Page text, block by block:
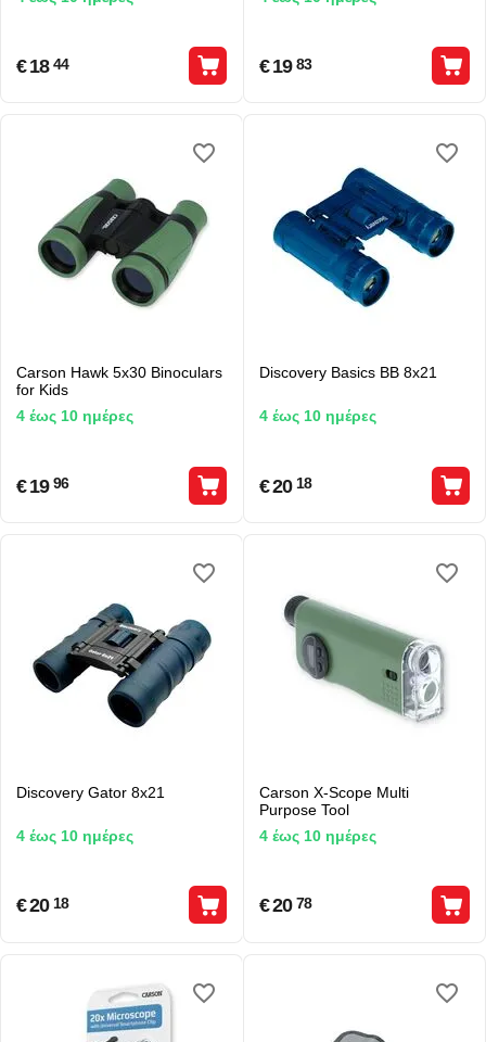
€18 44 €19 83
Carson Hawk 5x30 Binoculars
for Kids
4 έως 10 ημέρες
€19 96
Discovery Basics BB 8x21
4 έως 10 ημέρες
€20 18
Discovery Gator 8x21
4 έως 10 ημέρες
€20 18
Carson X-Scope Multi
Purpose Tool
4 έως 10 ημέρες
€20 78